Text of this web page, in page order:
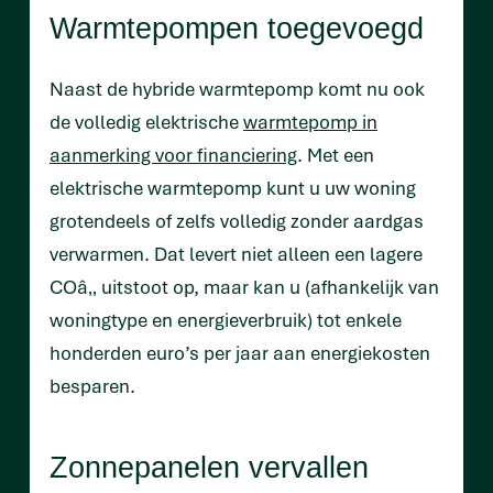
Warmtepompen toegevoegd
Naast de hybride warmtepomp komt nu ook
de volledig elektrischewarmtepomp in
aanmerking voor financiering. Met een
elektrische warmtepomp kunt u uw woning
grotendeels of zelfs volledig zonder aardgas
verwarmen. Dat levert niet alleen een lagere
COâ‚‚ uitstoot op, maar kan u (afhankelijk van
woningtype en energieverbruik) tot enkele
honderden euro’s per jaar aan energiekosten
besparen.
Zonnepanelen vervallen